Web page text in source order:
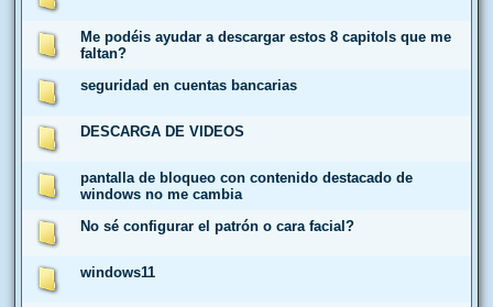
Me podéis ayudar a descargar estos 8 capitols que me
faltan?
seguridad en cuentas bancarias
DESCARGA DE VIDEOS
pantalla de bloqueo con contenido destacado de
windows no me cambia
No sé configurar el patrón o cara facial?
windows11